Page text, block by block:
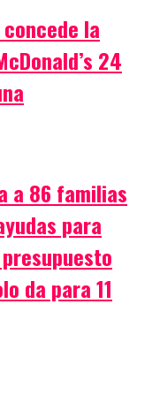
la
24
a 86 familias
para
da para 11